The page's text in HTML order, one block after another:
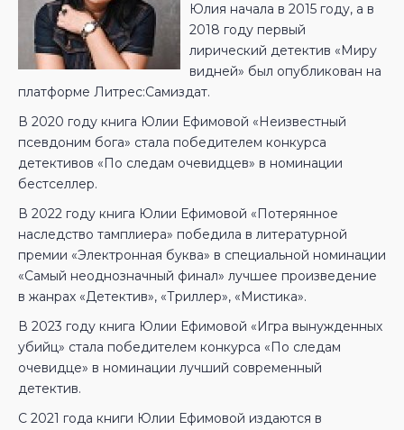
Юлия начала в 2015 году, а в
2018 году первый
лирический детектив «Миру
видней» был опубликован на
платформе Литрес:Самиздат.
В 2020 году книга Юлии Ефимовой «Неизвестный
псевдоним бога» стала победителем конкурса
детективов «По следам очевидцев» в номинации
бестселлер.
В 2022 году книга Юлии Ефимовой «Потерянное
наследство тамплиера» победила в литературной
премии «Электронная буква» в специальной номинации
«Самый неоднозначный финал» лучшее произведение
в жанрах «Детектив», «Триллер», «Мистика».
В 2023 году книга Юлии Ефимовой «Игра вынужденных
убийц» стала победителем конкурса «По следам
очевидце» в номинации лучший современный
детектив.
С 2021 года книги Юлии Ефимовой издаются в